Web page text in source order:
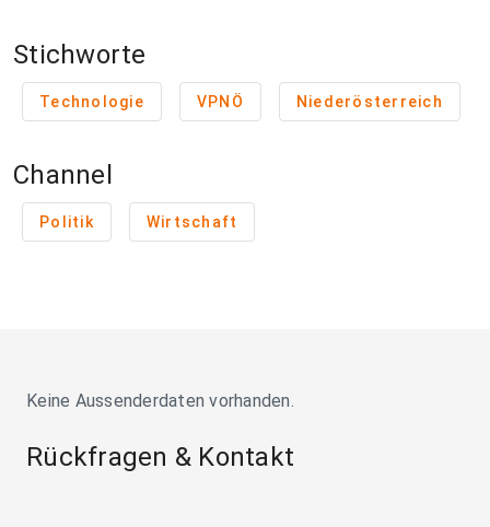
Stichworte
Technologie VPNÖ Niederösterreich
Channel
Politik Wirtschaft
Keine Aussenderdaten vorhanden.
Rückfragen & Kontakt